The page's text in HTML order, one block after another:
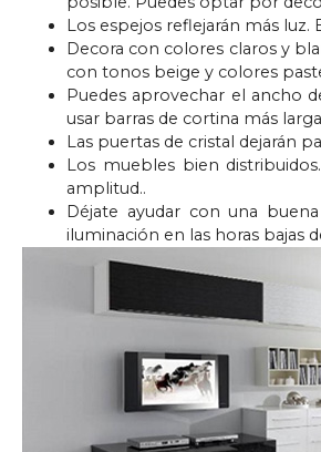
Los espejos reflejarán más luz.
Decora con colores claros y
con tonos beige y colores
Puedes aprovechar el ancho
usar barras de cortina más
Las puertas de cristal dejarán
Los muebles bien
amplitud..
Déjate ayudar con una
iluminación en las horas bajas